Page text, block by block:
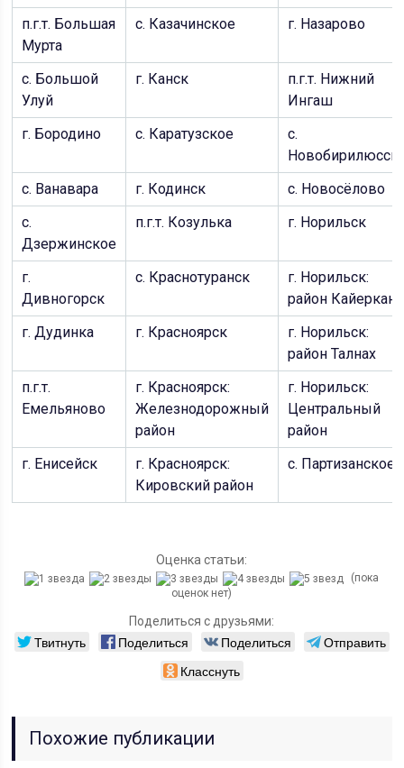
п.г.т. Большая
Мурта
с. Казачинское г. Назарово
с. Большой
Улуй
г. Канск
п.г.т. Нижний
Ингаш
г. Бородино
с. Каратузское
с.
Новобирилюссы
с. Ванавара
г. Кодинск
с. Новосёлово
с.
Дзержинское
п.г.т. Козулька г. Норильск
г.
Дивногорск
с. Краснотуранск
г. Норильск:
район Кайеркан
г. Дудинка
г. Красноярск
г. Норильск:
район Талнах
п.г.т.
Емельяново
г. Красноярск:
Железнодорожный
район
г. Норильск:
Центральный
район
г. Енисейск
г. Красноярск:
Кировский район
с. Партизанское
Оценка статьи:
(пока
оценок нет)
Поделиться с друзьями:
Твитнуть Поделиться Поделиться
Отправить
Класснуть
Похожие публикации